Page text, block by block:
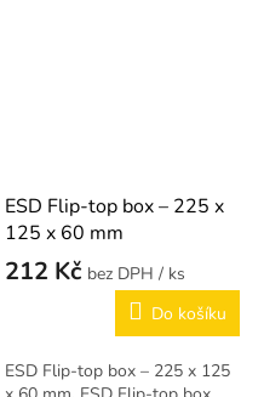
ESD Flip-top box – 225 x
125 x 60 mm
212 Kč
/ ks
Do košíku
ESD Flip-top box – 225 x 125